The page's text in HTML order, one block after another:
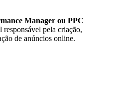
Manager ou PPC
responsável pela criação,
de anúncios online.